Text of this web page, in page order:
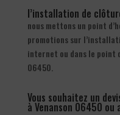
l’installation de
nous mettons un point
promotions sur
internet ou dans le point
06450.
Vous souhaitez un
à Venanson 06450 ou